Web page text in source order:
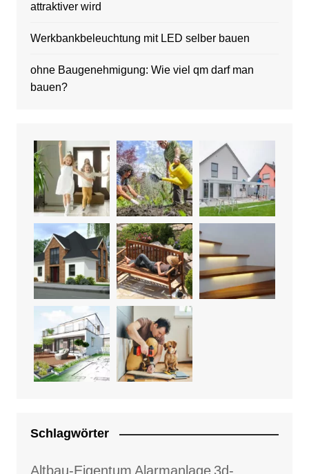
attraktiver wird
Werkbankbeleuchtung mit LED selber bauen
ohne Baugenehmigung: Wie viel qm darf man
bauen?
Schlagwörter
Altbau-Eigentum Alarmanlage 3d-